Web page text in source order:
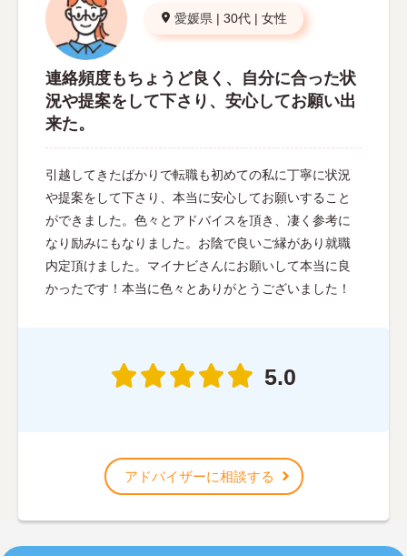
愛媛県 | 30代 | 女性
連絡頻度もちょうど良く、自分に合った状
況や提案をして下さり、安心してお願い出
来た。
引越してきたばかりで転職も初めての私に丁寧に状況
や提案をして下さり、本当に安心してお願いすること
ができました。色々とアドバイスを頂き、凄く参考に
なり励みにもなりました。お陰で良いご縁があり就職
内定頂けました。マイナビさんにお願いして本当に良
かったです！本当に色々とありがとうございました！
5.0
アドバイザーに相談する